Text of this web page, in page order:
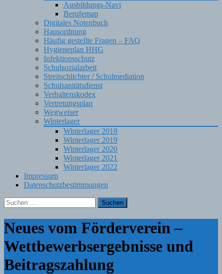
Ausbildungs-Navi
Berufemap
Digitales Notenbuch
Hausordnung
Häufig gestellte Fragen – FAQ
Hygieneplan HHG
Infektionsschutz
Schulsozialarbeit
Streitschlichter / Schulmediation
Schulsanitätsdienst
Verhaltenskodex
Vertretungsplan
Wegweiser
Winterlager
Winterlager 2018
Winterlager 2019
Winterlager 2020
Winterlager 2021
Winterlager 2022
Impressum
Datenschutzbestimmungen
Suchen
nach:
Neues vom Förderverein –
Wettbewerbsergebnisse und
Beitragszahlung